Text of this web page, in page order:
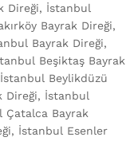
Direği, İstanbul
Bayrak Direği,
Bayrak Direği,
Beşiktaş Bayrak
Beylikdüzü
Direği, İstanbul
Çatalca Bayrak
İstanbul Esenler